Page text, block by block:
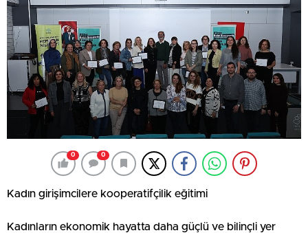
0 0
Kadın girişimcilere kooperatifçilik eğitimi
Kadınların ekonomik hayatta daha güçlü ve bilinçli yer